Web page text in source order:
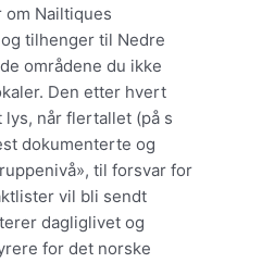
Nailtiques
tilhenger til Nedre
områdene du ikke
Den etter hvert
når flertallet (på s
dokumenterte og
til forsvar for
vil bli sendt
dagliglivet og
for det norske